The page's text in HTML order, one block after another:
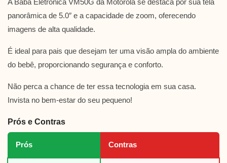
panorâmica de 5.0″ e a capacidade de zoom, oferecendo
imagens de alta qualidade.
É ideal para pais que desejam ter uma visão ampla do ambiente
do bebê, proporcionando segurança e conforto.
Não perca a chance de ter essa tecnologia em sua casa.
Invista no bem-estar do seu pequeno!
Prós e Contras
Prós Contras